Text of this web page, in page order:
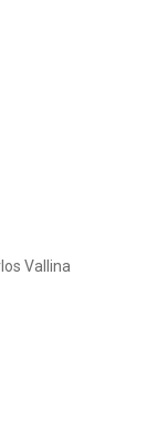
Vallina